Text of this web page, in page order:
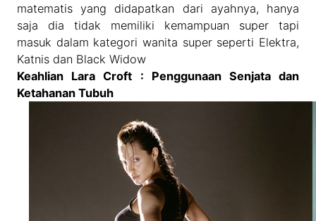
matematis yang didapatkan dari ayahnya, hanya
saja dia tidak memiliki kemampuan super tapi
masuk dalam kategori wanita super seperti Elektra,
Katnis dan Black Widow
Keahlian Lara Croft : Penggunaan Senjata dan
Ketahanan Tubuh